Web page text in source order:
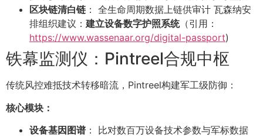
区块链清白链 ： 全生命周期数据上链供审计 瓦森纳安
排组织建议： 建立设备数字护照系统（引用：
https://www.wassenaar.org/digital-passport)
铁幕监测仪：Pintreel合规中枢
传统风控难抵技术转移暗流，Pintreel构建军工级防御：
核心模块：
设备基因图谱： 比对数百万设备技术参数与军标数据